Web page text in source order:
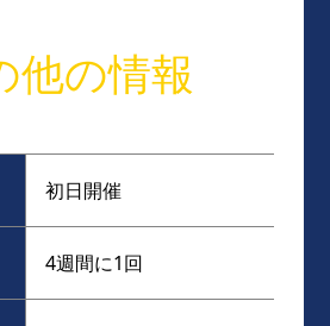
他の情報
初日開催
4週間に1回